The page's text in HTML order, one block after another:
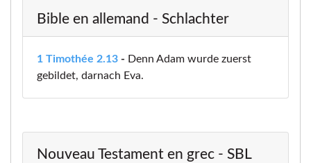
Bible en allemand - Schlachter
1 Timothée 2.13 - Denn Adam wurde zuerst
gebildet, darnach Eva.
Nouveau Testament en grec - SBL